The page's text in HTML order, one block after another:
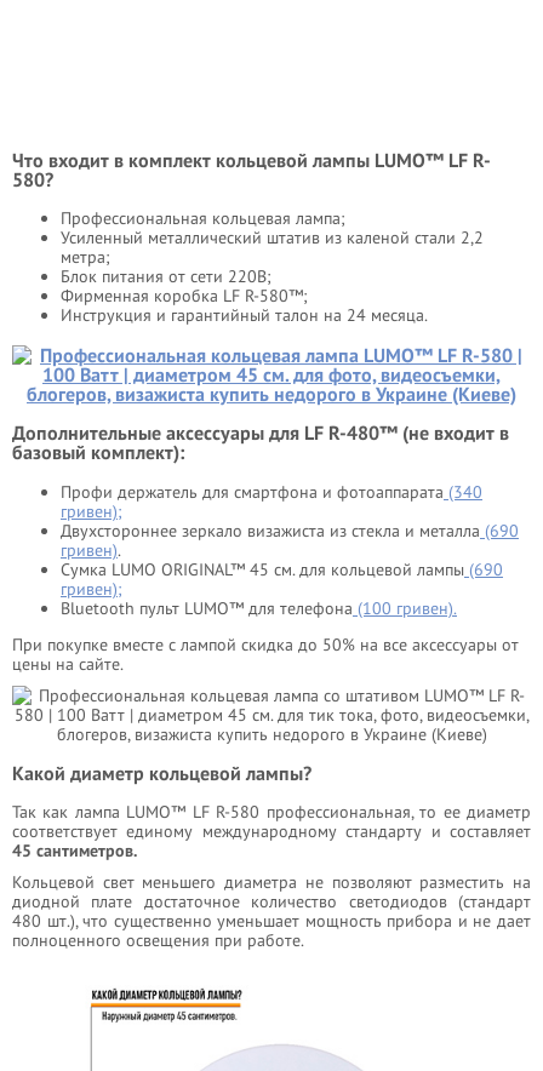
Что входит в комплект кольцевой лампы LUMO™ LF R-
580?
Профессиональная кольцевая лампа;
Усиленный металлический штатив из каленой стали 2,2
метра;
Блок питания от сети 220В;
Фирменная коробка LF R-580™;
Инструкция и гарантийный талон на 24 месяца.
Дополнительные аксессуары для LF R-480™ (не входит в
базовый комплект):
Профи держатель для смартфона и фотоаппарата (340
гривен);
Двухстороннее зеркало визажиста из стекла и металла (690
гривен).
Сумка LUMO ORIGINAL™ 45 см. для кольцевой лампы (690
гривен);
Bluetooth пульт LUMO™ для телефона (100 гривен).
При покупке вместе с лампой скидка до 50% на все аксессуары от
цены на сайте.
Какой диаметр кольцевой лампы?
Так как лампа LUMO™ LF R-580 профессиональная, то ее диаметр
соответствует единому международному стандарту и составляет
45 сантиметров.
Кольцевой свет меньшего диаметра не позволяют разместить на
диодной плате достаточное количество светодиодов (стандарт
480 шт.), что существенно уменьшает мощность прибора и не дает
полноценного освещения при работе.